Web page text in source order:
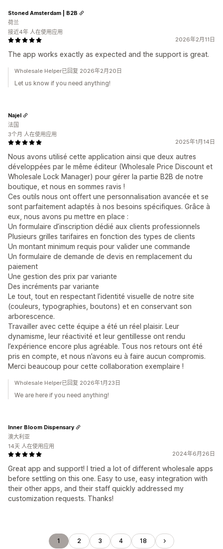
2026年2月11日
The app works exactly as expected and the support is great.
Stoned Amsterdam | B2B
荷兰
接近4年 人在使用应用
Wholesale Helper已回复 2026年2月20日
Let us know if you need anything!
2025年1月14日
Nous avons utilisé cette application ainsi que deux autres
développées par le même éditeur (Wholesale Price Discount et
Wholesale Lock Manager) pour gérer la partie B2B de notre
boutique, et nous en sommes ravis !
Ces outils nous ont offert une personnalisation avancée et se
sont parfaitement adaptés à nos besoins spécifiques. Grâce à
eux, nous avons pu mettre en place :
Un formulaire d’inscription dédié aux clients professionnels
Plusieurs grilles tarifaires en fonction des types de clients
Un montant minimum requis pour valider une commande
Un formulaire de demande de devis en remplacement du
paiement
Une gestion des prix par variante
Des incréments par variante
Le tout, tout en respectant l’identité visuelle de notre site
(couleurs, typographies, boutons) et en conservant son
arborescence.
Travailler avec cette équipe a été un réel plaisir. Leur
dynamisme, leur réactivité et leur gentillesse ont rendu
l’expérience encore plus agréable. Tous nos retours ont été
pris en compte, et nous n’avons eu à faire aucun compromis.
Merci beaucoup pour cette collaboration exemplaire !
Najel
法国
3个月 人在使用应用
Wholesale Helper已回复 2026年1月23日
We are here if you need anything!
2024年6月26日
Great app and support! I tried a lot of different wholesale apps
before settling on this one. Easy to use, easy integration with
their other apps, and their staff quickly addressed my
customization requests. Thanks!
Inner Bloom Dispensary
澳大利亚
14天 人在使用应用
1 2 3 4 18